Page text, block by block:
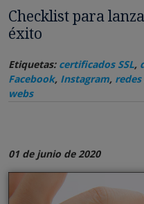
Checklist para
éxito
Etiquetas: certificados SSL,
Facebook, Instagram, redes
webs
01 de junio de 2020